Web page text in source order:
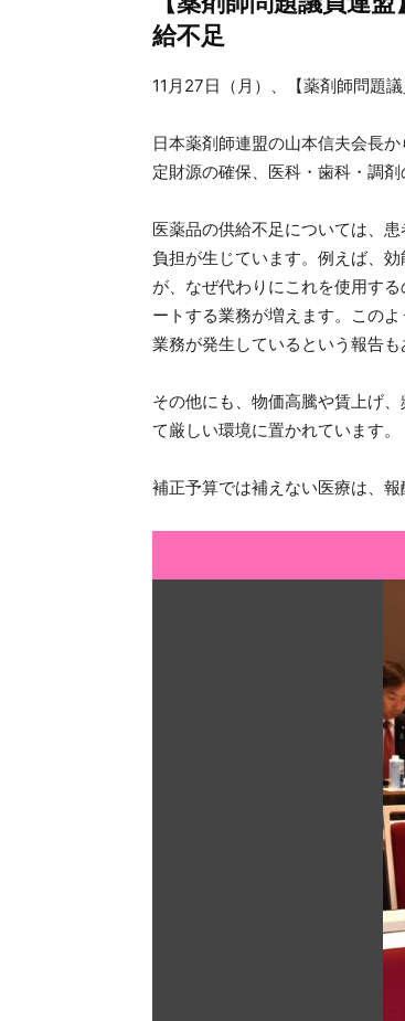
給不足
11月27日（月）、【薬剤師問題
日本薬剤師連盟の山本信夫会長
定財源の確保、医科・歯科・調
医薬品の供給不足については、
負担が生じています。例えば、
が、なぜ代わりにこれを使用す
ートする業務が増えます。この
業務が発生しているという報告も
その他にも、物価高騰や賃上げ
て厳しい環境に置かれています。
補正予算では補えない医療は、